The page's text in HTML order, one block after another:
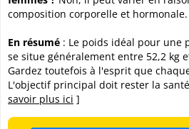
composition corporelle et hormonale.
En résumé : Le poids idéal pour une
se situe généralement entre 52,2 kg
Gardez toutefois à l'esprit que
L'objectif principal doit rester la
savoir plus ici ]